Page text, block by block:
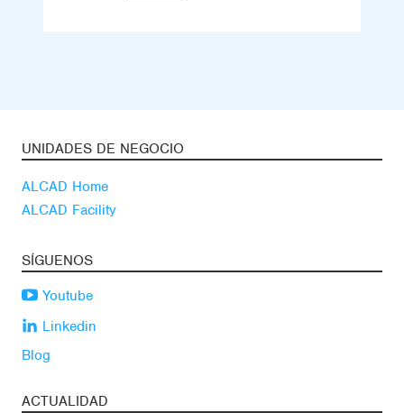
UNIDADES DE NEGOCIO
ALCAD Home
ALCAD Facility
SÍGUENOS
Youtube
Linkedin
Blog
ACTUALIDAD